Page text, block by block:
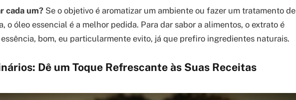
cada um? Se o objetivo é aromatizar um ambiente ou fazer um tratamento de
o óleo essencial é a melhor pedida. Para dar sabor a alimentos, o extrato é
bom, eu particularmente evito, já que prefiro ingredientes naturais.
Dê um Toque Refrescante às Suas Receitas